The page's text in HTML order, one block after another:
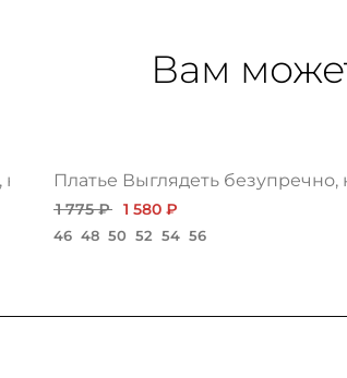
Вам
Платье Выглядеть
1 775 ₽ 1 580 ₽
46 48 50 52 54 56